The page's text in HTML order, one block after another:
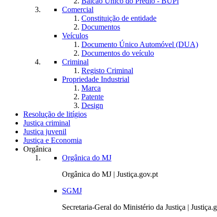
Comercial
Constituição de entidade
Documentos
Veículos
Documento Único Automóvel (DUA)
Documentos do veículo
Criminal
Registo Criminal
Propriedade Industrial
Marca
Patente
Design
Resolução de litígios
Justiça criminal
Justiça juvenil
Justiça e Economia
Orgânica
Orgânica do MJ
Orgânica do MJ | Justiça.gov.pt
SGMJ
Secretaria-Geral do Ministério da Justiça |